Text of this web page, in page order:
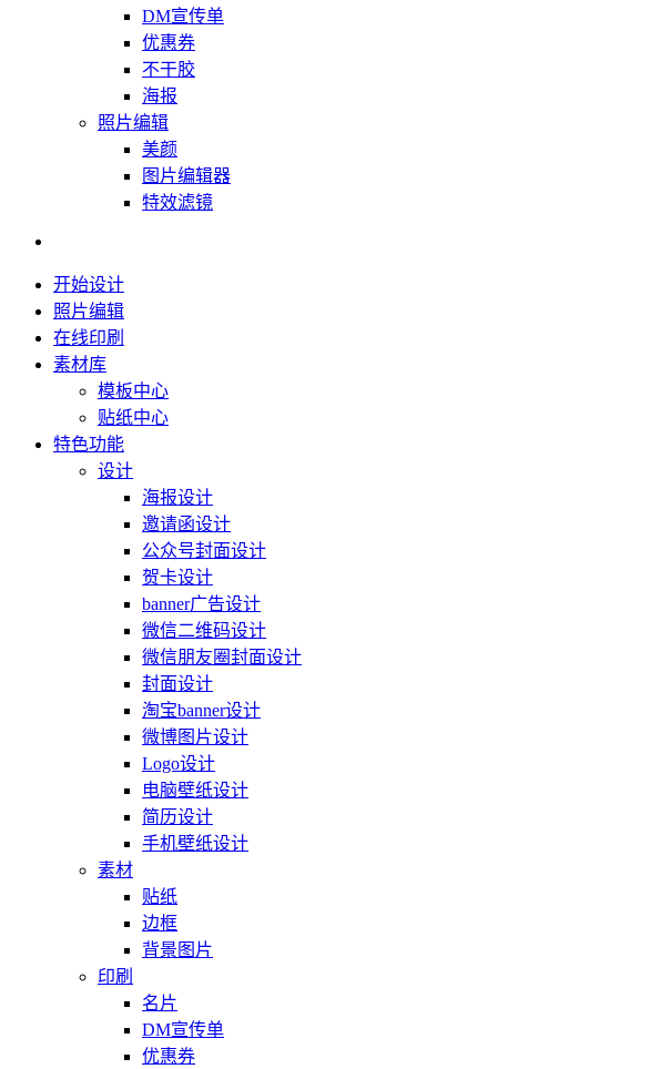
DM宣传单
优惠券
不干胶
海报
照片编辑
美颜
图片编辑器
特效滤镜
开始设计
照片编辑
在线印刷
素材库
模板中心
贴纸中心
特色功能
设计
海报设计
邀请函设计
公众号封面设计
贺卡设计
banner广告设计
微信二维码设计
微信朋友圈封面设计
封面设计
淘宝banner设计
微博图片设计
Logo设计
电脑壁纸设计
简历设计
手机壁纸设计
素材
贴纸
边框
背景图片
印刷
名片
DM宣传单
优惠券